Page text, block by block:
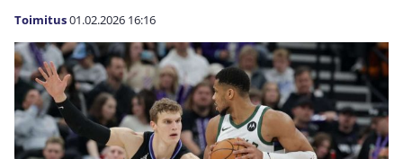
Toimitus01.02.2026 16:16